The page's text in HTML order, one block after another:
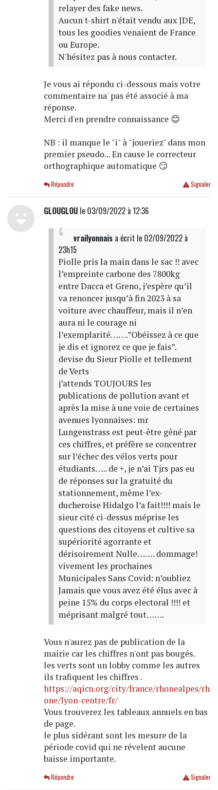
relayer des fake news.
Aucun t-shirt n'était vendu aux JDE,
tous les goodies venaient de France
ou Europe.
N'hésitez pas à nous contacter.
Je vous ai répondu ci-dessous mais votre
commentaire na' pas été associé à ma
réponse.
Merci d'en prendre connaissance 😊
NB : il manque le "i" à "joueriez" dans mon
premier pseudo... En cause le correcteur
orthographique automatique 😏
Signaler
Répondre
GLOUGLOUle 03/09/2022 à 12:36
vrailyonnais a écrit le 02/09/2022 à
23h15
Piolle pris la main dans le sac !! avec
l’empreinte carbone des 7800kg
entre Dacca et Greno, j’espère qu’il
va renoncer jusqu’à fin 2023 à sa
voiture avec chauffeur, mais il n’en
aura ni le courage ni
l’exemplarité…….”Obéissez à ce que
je dis et ignorez ce que je fais”.
devise du Sieur Piolle et tellement
de Verts
j’attends TOUJOURS les
publications de pollution avant et
après la mise à une voie de certaines
avenues lyonnaises: mr
Lungenstrass est peut-être gêné par
ces chiffres, et préfère se concentrer
sur l’échec des vélos verts pour
étudiants….. de +, je n’ai Tjrs pas eu
de réponses sur la gratuité du
stationnement, même l’ex-
ducheroise Hidalgo l’a fait!!!! mais le
sieur cité ci-dessus méprise les
questions des citoyens et cultive sa
supériorité agorrante et
dérisoirement Nulle……. dommage!
vivement les prochaines
Municipales Sans Covid: n’oubliez
Jamais que vous avez été élus avec à
peine 15% du corps electoral !!!! et
méprisant malgré tout…….
Vous n'aurez pas de publication de la
mairie car les chiffres n'ont pas bougés.
les verts sont un lobby comme les autres
ils trafiquent les chiffres .
https://aqicn.org/city/france/rhonealpes/rh
one/lyon-centre/fr/
Vous trouverez les tableaux annuels en bas
de page.
le plus sidérant sont les mesure de la
période covid qui ne révelent aucune
baisse importante.
Signaler
Répondre